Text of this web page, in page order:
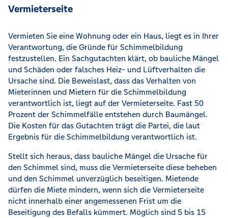
Vermieterseite
Vermieten Sie eine Wohnung oder ein Haus, liegt es in Ihrer
Verantwortung, die Gründe für Schimmelbildung
festzustellen. Ein Sachgutachten klärt, ob bauliche Mängel
und Schäden oder falsches Heiz- und Lüftverhalten die
Ursache sind. Die Beweislast, dass das Verhalten von
Mieterinnen und Mietern für die Schimmelbildung
verantwortlich ist, liegt auf der Vermieterseite. Fast 50
Prozent der Schimmelfälle entstehen durch Baumängel.
Die Kosten für das Gutachten trägt die Partei, die laut
Ergebnis für die Schimmelbildung verantwortlich ist.
Stellt sich heraus, dass bauliche Mängel die Ursache für
den Schimmel sind, muss die Vermieterseite diese beheben
und den Schimmel unverzüglich beseitigen. Mietende
dürfen die Miete mindern, wenn sich die Vermieterseite
nicht innerhalb einer angemessenen Frist um die
Beseitigung des Befalls kümmert. Möglich sind 5 bis 15